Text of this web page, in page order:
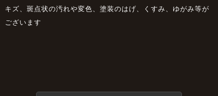
キズ、斑点状の汚れや変色、塗装のはげ、くすみ、ゆがみ等が
ございます